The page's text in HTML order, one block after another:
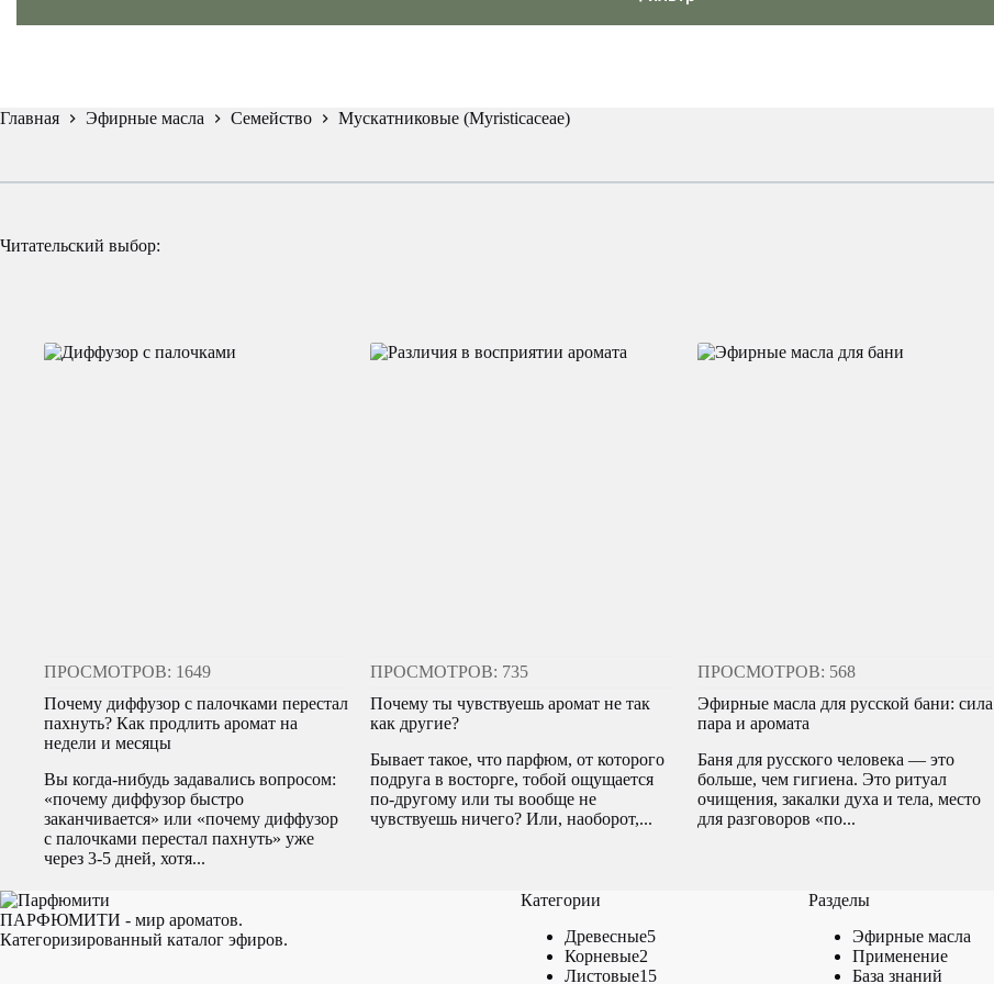
Главная Эфирные масла Семейство Мускатниковые (Myristicaceae)
Читательский выбор:
ПРОСМОТРОВ: 1649
Почему диффузор с палочками перестал
пахнуть? Как продлить аромат на
недели и месяцы
Вы когда-нибудь задавались вопросом:
«почему диффузор быстро
заканчивается» или «почему диффузор
с палочками перестал пахнуть» уже
через 3-5 дней, хотя...
ПРОСМОТРОВ: 735
Почему ты чувствуешь аромат не так
как другие?
Бывает такое, что парфюм, от которого
подруга в восторге, тобой ощущается
по-другому или ты вообще не
чувствуешь ничего? Или, наоборот,...
ПРОСМОТРОВ: 568
Эфирные масла для русской бани: сила
пара и аромата
Баня для русского человека — это
больше, чем гигиена. Это ритуал
очищения, закалки духа и тела, место
для разговоров «по...
ПАРФЮМИТИ - мир ароматов.
Категоризированный каталог эфиров.
Категории
Древесные55
Корневые22
товара
Листовые1515
Разделы
Эфирные масла
Применение
База знаний